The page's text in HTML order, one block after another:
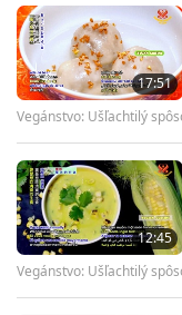
17:51
Vegánstvo: Ušľachtilý
12:45
Vegánstvo: Ušľachtilý